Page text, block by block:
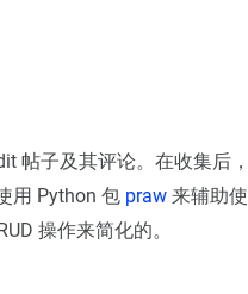
帖子及其评论。在收集后，
用 Python 包 praw 来辅助使
操作来简化的。